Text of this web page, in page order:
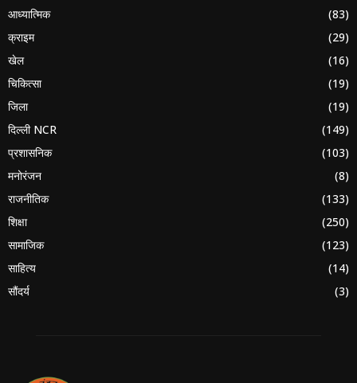
आध्यात्मिक
(83)
क्राइम
(29)
खेल
(16)
चिकित्सा
(19)
जिला
(19)
दिल्ली NCR
(149)
प्रशासनिक
(103)
मनोरंजन
(8)
राजनीतिक
(133)
शिक्षा
(250)
सामाजिक
(123)
साहित्य
(14)
सौंदर्य
(3)